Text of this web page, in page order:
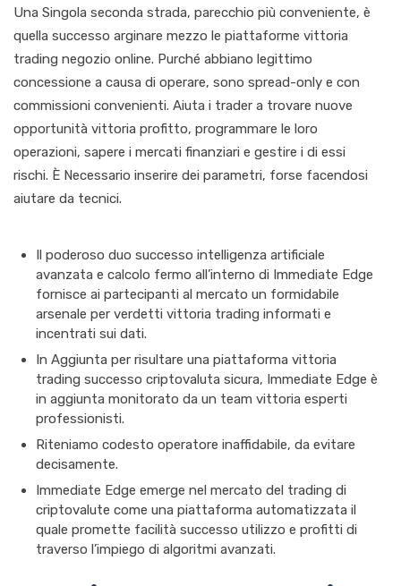
Una Singola seconda strada, parecchio più conveniente, è
quella successo arginare mezzo le piattaforme vittoria
trading negozio online. Purché abbiano legittimo
concessione a causa di operare, sono spread-only e con
commissioni convenienti. Aiuta i trader a trovare nuove
opportunità vittoria profitto, programmare le loro
operazioni, sapere i mercati finanziari e gestire i di essi
rischi. È Necessario inserire dei parametri, forse facendosi
aiutare da tecnici.
Il poderoso duo successo intelligenza artificiale
avanzata e calcolo fermo all’interno di Immediate Edge
fornisce ai partecipanti al mercato un formidabile
arsenale per verdetti vittoria trading informati e
incentrati sui dati.
In Aggiunta per risultare una piattaforma vittoria
trading successo criptovaluta sicura, Immediate Edge è
in aggiunta monitorato da un team vittoria esperti
professionisti.
Riteniamo codesto operatore inaffidabile, da evitare
decisamente.
Immediate Edge emerge nel mercato del trading di
criptovalute come una piattaforma automatizzata il
quale promette facilità successo utilizzo e profitti di
traverso l’impiego di algoritmi avanzati.